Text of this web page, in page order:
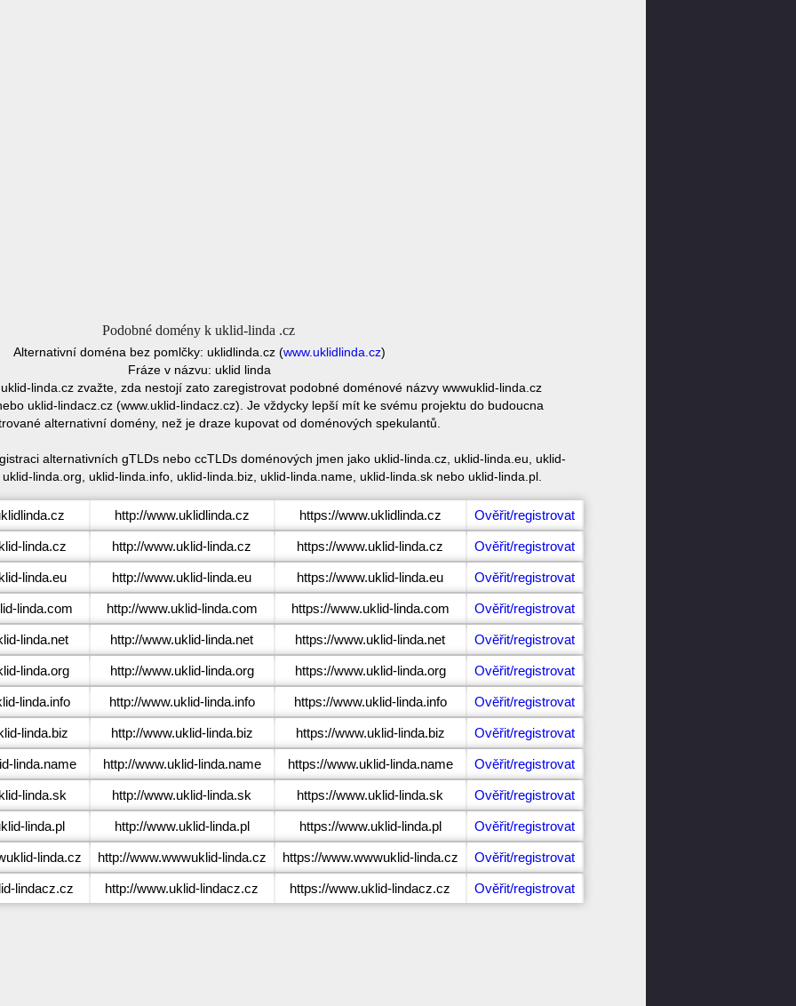
Podobné domény k uklid-linda .cz
Alternativní doména bez pomlčky: uklidlinda.cz (www.uklidlinda.cz)
Fráze v názvu: uklid linda
linda.cz zvažte, zda nestojí zato zaregistrovat podobné doménové názvy wwwuklid-linda.cz
uklid-lindacz.cz (www.uklid-lindacz.cz). Je vždycky lepší mít ke svému projektu do budoucna
alternativní domény, než je draze kupovat od doménových spekulantů.
alternativních gTLDs nebo ccTLDs doménových jmen jako uklid-linda.cz, uklid-linda.eu, uklid-
linda.org, uklid-linda.info, uklid-linda.biz, uklid-linda.name, uklid-linda.sk nebo uklid-linda.pl.
http://www.uklidlinda.cz https://www.uklidlinda.cz Ověřit/registrovat
linda.cz http://www.uklid-linda.cz https://www.uklid-linda.cz Ověřit/registrovat
linda.eu http://www.uklid-linda.eu https://www.uklid-linda.eu Ověřit/registrovat
linda.com http://www.uklid-linda.com https://www.uklid-linda.com Ověřit/registrovat
linda.net http://www.uklid-linda.net https://www.uklid-linda.net Ověřit/registrovat
linda.org http://www.uklid-linda.org https://www.uklid-linda.org Ověřit/registrovat
linda.info http://www.uklid-linda.info https://www.uklid-linda.info Ověřit/registrovat
linda.biz http://www.uklid-linda.biz https://www.uklid-linda.biz Ověřit/registrovat
linda.name http://www.uklid-linda.name https://www.uklid-linda.name Ověřit/registrovat
linda.sk http://www.uklid-linda.sk https://www.uklid-linda.sk Ověřit/registrovat
linda.pl http://www.uklid-linda.pl https://www.uklid-linda.pl Ověřit/registrovat
linda.cz http://www.wwwuklid-linda.cz https://www.wwwuklid-linda.cz Ověřit/registrovat
lindacz.cz http://www.uklid-lindacz.cz https://www.uklid-lindacz.cz Ověřit/registrovat